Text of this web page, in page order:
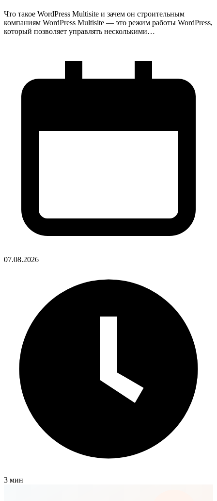
Что такое WordPress Multisite и зачем он строительным
компаниям WordPress Multisite — это режим работы WordPress,
который позволяет управлять несколькими…
07.08.2026
3 мин